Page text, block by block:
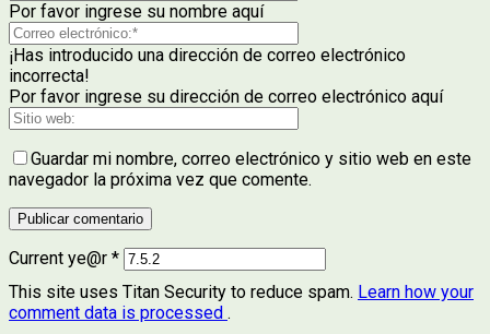
Por favor ingrese su nombre aquí
¡Has introducido una dirección de correo electrónico
incorrecta!
Por favor ingrese su dirección de correo electrónico aquí
Guardar mi nombre, correo electrónico y sitio web en este
navegador la próxima vez que comente.
Current ye@r *
This site uses Titan Security to reduce spam. Learn how your
comment data is processed .